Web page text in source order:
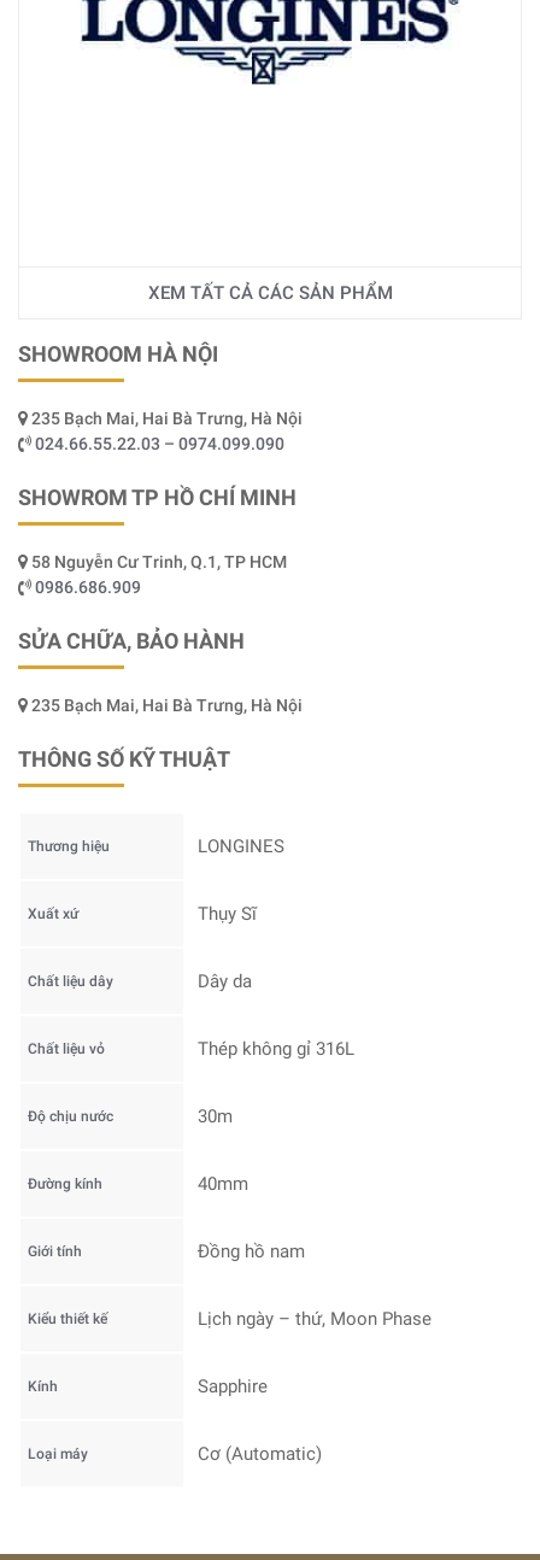
XEM TẤT CẢ CÁC SẢN PHẨM
SHOWROOM HÀ NỘI
235 Bạch Mai, Hai Bà Trưng, Hà Nội
024.66.55.22.03 – 0974.099.090
SHOWROM TP HỒ CHÍ MINH
58 Nguyễn Cư Trinh, Q.1, TP HCM
0986.686.909
SỬA CHỮA, BẢO HÀNH
235 Bạch Mai, Hai Bà Trưng, Hà Nội
THÔNG SỐ KỸ THUẬT
Thương hiệu LONGINES
Xuất xứ Thụy Sĩ
Chất liệu dây Dây da
Chất liệu vỏ Thép không gỉ 316L
Độ chịu nước 30m
Đường kính 40mm
Giới tính Đồng hồ nam
Kiểu thiết kế Lịch ngày – thứ, Moon Phase
Kính Sapphire
Loại máy Cơ (Automatic)